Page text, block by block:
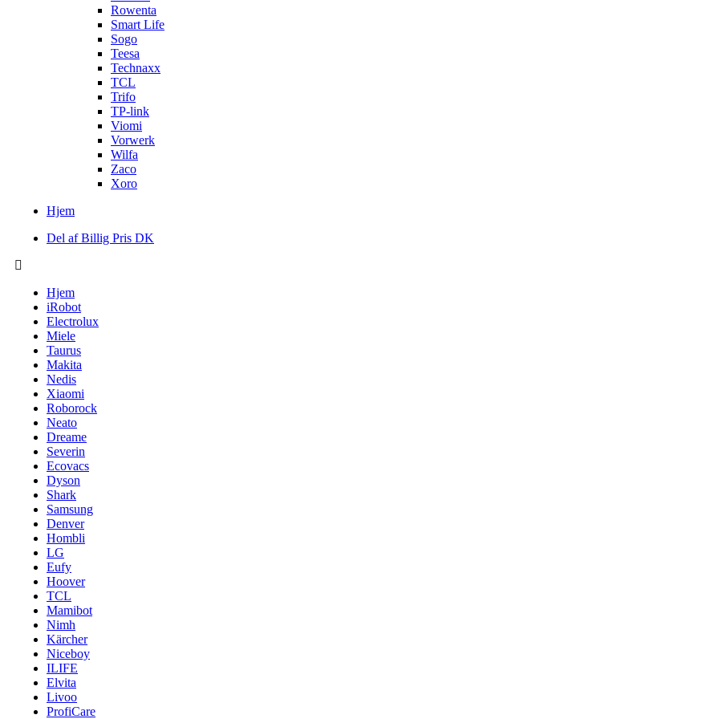
Rowenta
Smart Life
Sogo
Teesa
Technaxx
TCL
Trifo
TP-link
Viomi
Vorwerk
Wilfa
Zaco
Xoro
Hjem
Del af Billig Pris DK
Hjem
iRobot
Electrolux
Miele
Taurus
Makita
Nedis
Xiaomi
Roborock
Neato
Dreame
Severin
Ecovacs
Dyson
Shark
Samsung
Denver
Hombli
LG
Eufy
Hoover
TCL
Mamibot
Nimh
Kärcher
Niceboy
ILIFE
Elvita
Livoo
ProfiCare